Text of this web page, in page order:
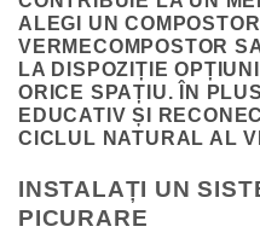
ALEGI UN
VERMECOMPOSTOR
LA DISPOZIȚIE
ORICE SPAȚIU. ÎN
EDUCATIV ȘI
CICLUL NATURAL AL
INSTALAȚI UN
PICURARE